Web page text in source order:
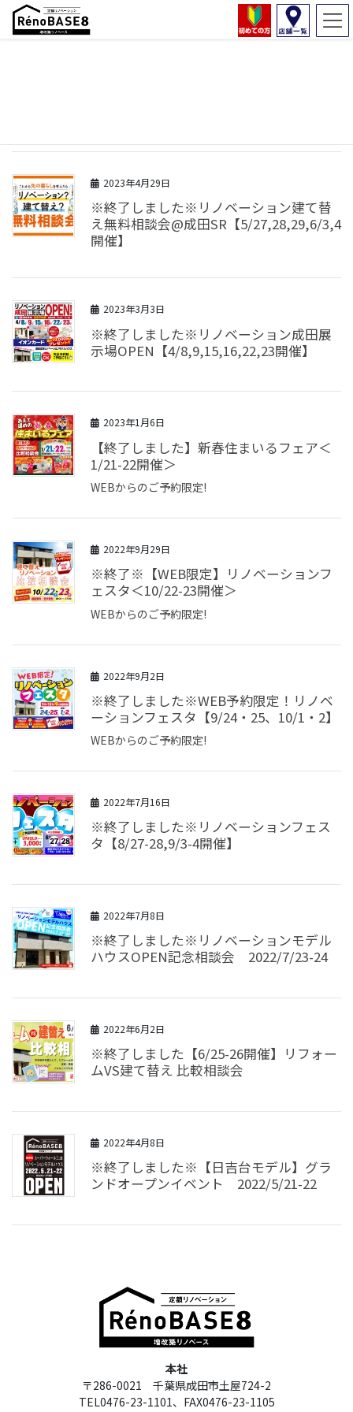
2023年4月29日
※終了しました※リノベーション建て替
え無料相談会@成田SR【5/27,28,29,6/3,4
開催】
2023年3月3日
※終了しました※リノベーション成田展
示場OPEN【4/8,9,15,16,22,23開催】
2023年1月6日
【終了しました】新春住まいるフェア＜
1/21-22開催＞
WEBからのご予約限定!
2022年9月29日
※終了※【WEB限定】リノベーションフ
ェスタ＜10/22-23開催＞
WEBからのご予約限定!
2022年9月2日
※終了しました※WEB予約限定！リノベ
ーションフェスタ【9/24・25、10/1・2】
WEBからのご予約限定!
2022年7月16日
※終了しました※リノベーションフェス
タ【8/27-28,9/3-4開催】
2022年7月8日
※終了しました※リノベーションモデル
ハウスOPEN記念相談会 2022/7/23-24
2022年6月2日
※終了しました【6/25-26開催】リフォー
ムVS建て替え 比較相談会
2022年4月8日
※終了しました※【日吉台モデル】グラ
ンドオープンイベント 2022/5/21-22
本社
〒286-0021 千葉県成田市土屋724-2
TEL0476-23-1101、FAX0476-23-1105